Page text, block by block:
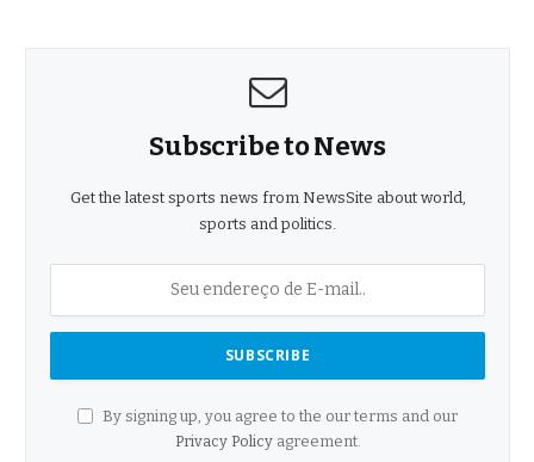
Subscribe to News
Get the latest sports news from NewsSite about world,
sports and politics.
By signing up, you agree to the our terms and our
Privacy Policyagreement.